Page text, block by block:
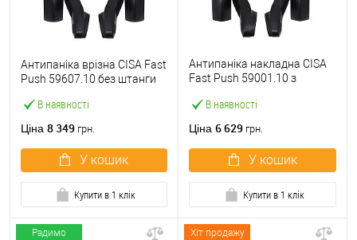
В наявності
Антипаніка врізна CISA Fast
Push 59607.10 без штанги
Ціна 8 349 грн.
У кошик
Купити в 1 клік
В наявності
Антипаніка накладна CISA
Fast Push 59001.10 з
Ціна 6 629 грн.
У кошик
Купити в 1 клік
Радимо
Хіт продажу